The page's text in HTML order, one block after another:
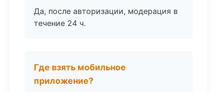
Да, после авторизации, модерация в
течение 24 ч.
Где взять мобильное
приложение?